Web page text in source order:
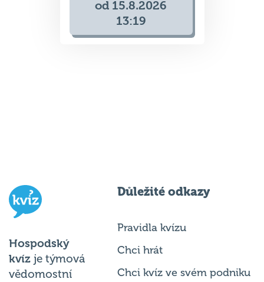
od 15.8.2026
13:19
Hospodský
kvíz je týmová
vědomostní
Důležité odkazy
Pravidla kvízu
Chci hrát
Chci kvíz ve svém podniku